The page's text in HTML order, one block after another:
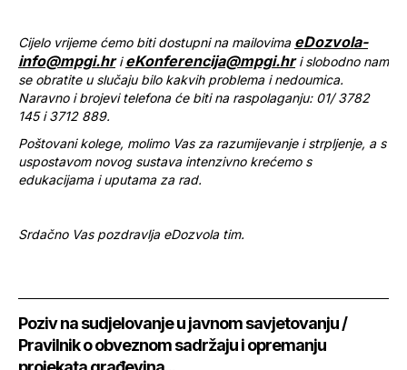
Cijelo vrijeme ćemo biti dostupni na mailovima eDozvola-
info@mpgi.hrieKonferencija@mpgi.hri slobodno nam
se obratite u slučaju bilo kakvih problema i nedoumica.
Naravno i brojevi telefona će biti na raspolaganju: 01/ 3782
145 i 3712 889.
Poštovani kolege, molimo Vas za razumijevanje i strpljenje, a s
uspostavom novog sustava intenzivno krećemo s
edukacijama i uputama za rad.
Srdačno Vas pozdravlja eDozvola tim.
Poziv na sudjelovanje u javnom savjetovanju /
Pravilnik o obveznom sadržaju i opremanju